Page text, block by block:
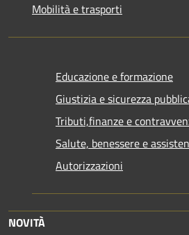
Mobilità e trasporti
Educazione e formazione
Giustizia e sicurezza
Tributi,finanze e
Salute, benessere e
Autorizzazioni
NOVITÀ